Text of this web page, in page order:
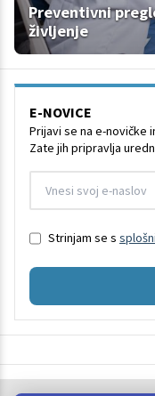
Preventivni
življenje
E-NOVICE
Prijavi se na e-novičke
Zate jih pripravlja
Strinjam se s